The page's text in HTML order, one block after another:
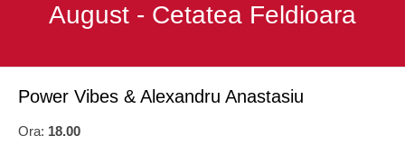
August - Cetatea Feldioara
Power Vibes & Alexandru Anastasiu
Ora: 18.00